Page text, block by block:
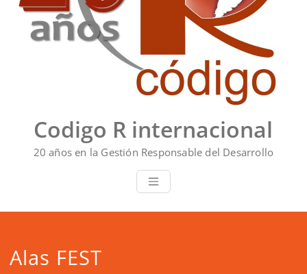
Codigo R internacional
20 años en la Gestión Responsable del Desarrollo
Alas FEST